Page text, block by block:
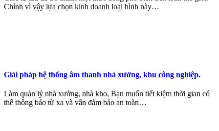
Chính vì vậy lựa chọn kinh doanh loại hình này…
Giải pháp hệ thống âm thanh nhà xưởng, khu công nghiệp.
Làm quản lý nhà xưởng, nhà kho, Bạn muốn tiết kiệm thời gian có
thể thông báo từ xa và vẫn đảm bảo an toàn…